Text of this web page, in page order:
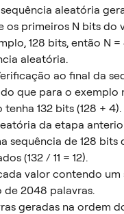
aleatória
os primeiros N bits do
128 bits, então N
aleatória.
ao final da
que para o exemplo
132 bits (128 + 4).
da etapa
sequência de 128
(132 / 11 = 12).
valor contendo um
2048 palavras.
geradas na ordem